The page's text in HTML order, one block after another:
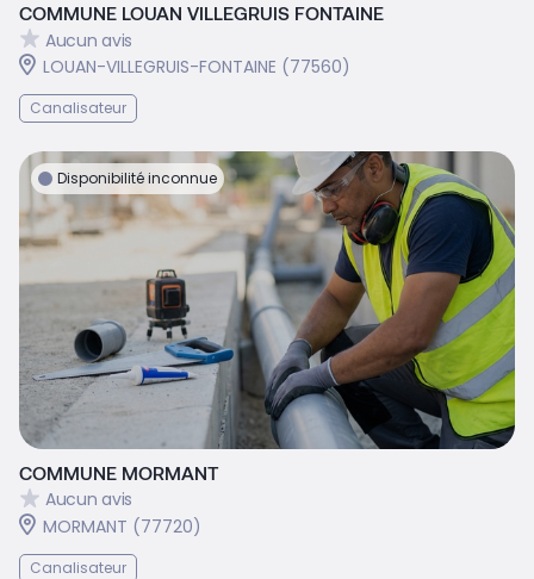
COMMUNE LOUAN VILLEGRUIS FONTAINE
Aucun avis
LOUAN-VILLEGRUIS-FONTAINE (77560)
Canalisateur
Disponibilité inconnue
COMMUNE MORMANT
Aucun avis
MORMANT (77720)
Canalisateur